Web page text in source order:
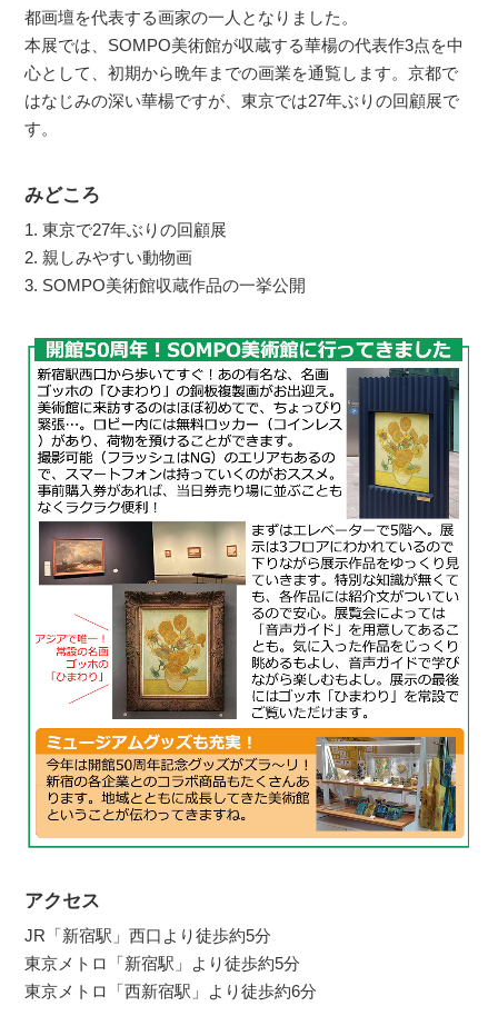
都画壇を代表する画家の一人となりました。
本展では、SOMPO美術館が収蔵する華楊の代表作3点を中
心として、初期から晩年までの画業を通覧します。京都で
はなじみの深い華楊ですが、東京では27年ぶりの回顧展で
す。
みどころ
1. 東京で27年ぶりの回顧展
2. 親しみやすい動物画
3. SOMPO美術館収蔵作品の一挙公開
アクセス
JR「新宿駅」西口より徒歩約5分
東京メトロ「新宿駅」より徒歩約5分
東京メトロ「西新宿駅」より徒歩約6分